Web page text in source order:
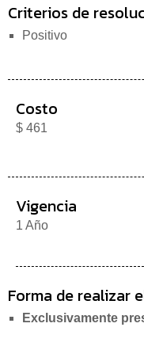
Criterios de
Positivo
Costo
$ 461
Vigencia
1 Año
Forma de realizar
Exclusivamente